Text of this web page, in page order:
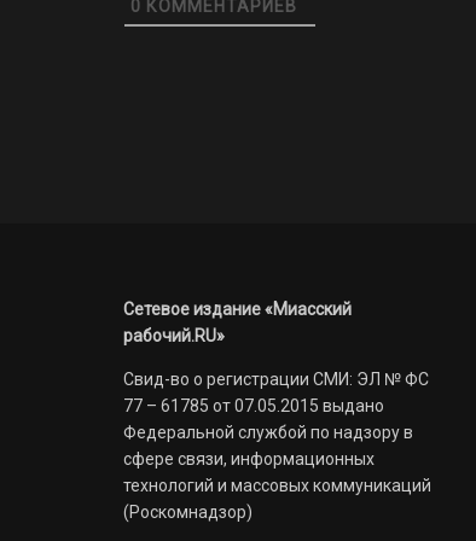
0 КОММЕНТАРИЕВ
Сетевое издание «Миасский
рабочий.RU»
Свид-во о регистрации СМИ: ЭЛ № ФС
77 – 61785 от 07.05.2015 выдано
Федеральной службой по надзору в
сфере связи, информационных
технологий и массовых коммуникаций
(Роскомнадзор)